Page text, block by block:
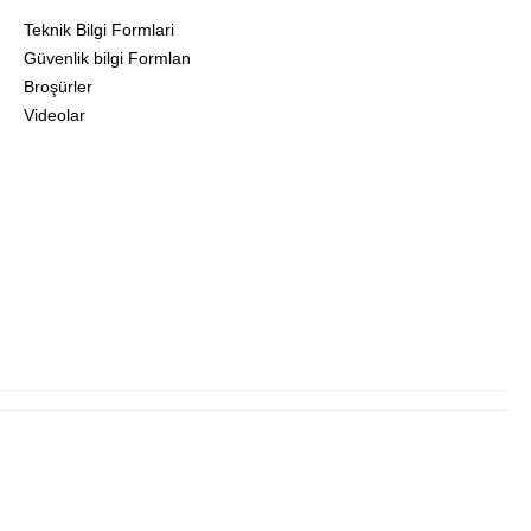
Teknik Bilgi Formlari
Güvenlik bilgi Formlan
Broşürler
Videolar